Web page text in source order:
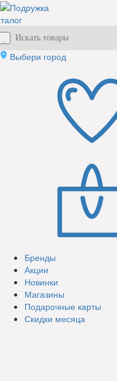
Выбери город
Бренды
Акции
Новинки
Магазины
Подарочные карты
Скидки месяца